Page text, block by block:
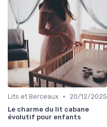
Lits et Berceaux •
20/12/2025
Le charme du lit cabane
évolutif pour enfants